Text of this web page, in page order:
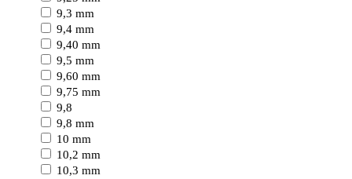
9,3 mm
9,4 mm
9,40 mm
9,5 mm
9,60 mm
9,75 mm
9,8
9,8 mm
10 mm
10,2 mm
10,3 mm